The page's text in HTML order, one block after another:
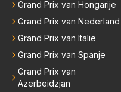
Grand Prix van Hongarije
Grand Prix van Nederland
Grand Prix van Italië
Grand Prix van Spanje
Grand Prix van
Azerbeidzjan